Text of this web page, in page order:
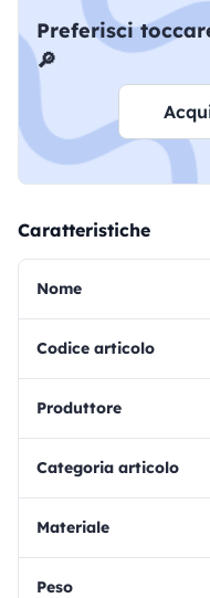
Preferisci
🔎
Caratteristiche
Nome
Codice articolo
Produttore
Categoria articolo
materiale
Peso